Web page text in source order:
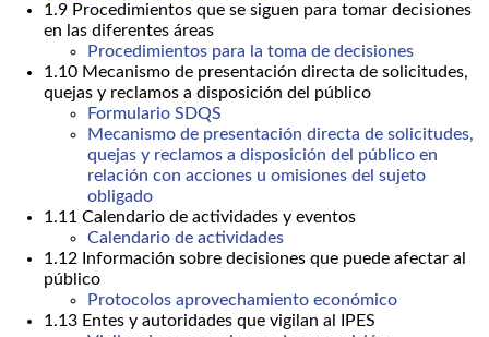
1.9 Procedimientos que se siguen para tomar decisiones
en las diferentes áreas
Procedimientos para la toma de decisiones
1.10 Mecanismo de presentación directa de solicitudes,
quejas y reclamos a disposición del público
Formulario SDQS
Mecanismo de presentación directa de solicitudes,
quejas y reclamos a disposición del público en
relación con acciones u omisiones del sujeto
obligado
1.11 Calendario de actividades y eventos
Calendario de actividades
1.12 Información sobre decisiones que puede afectar al
público
Protocolos aprovechamiento económico
1.13 Entes y autoridades que vigilan al IPES